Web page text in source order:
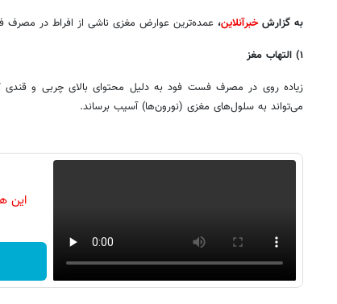
به گزارشخبرآنلاین، عمده‌ترین عوارض مغزی ناشی از افراط در مصرف
۱) التهاب مغز
زیاده روی در مصرف فست فود به دلیل محتوای بالای چربی و قندی
می‌تواند به سلول‌های مغزی (نورون‌ها) آسیب برساند.
این